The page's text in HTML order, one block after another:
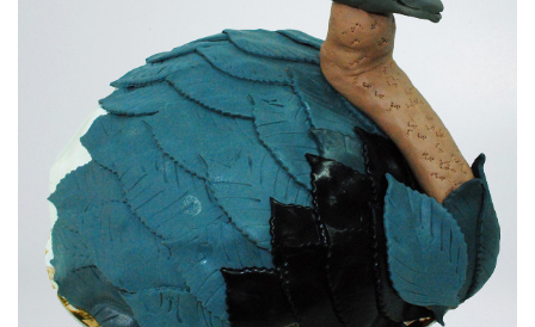
Torturi in frosting- crema pentru
Torturi cu flori
Tortulețe 1.7 kg - 2 kg